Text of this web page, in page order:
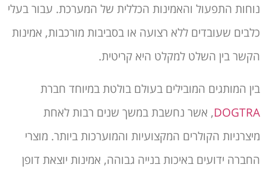
נוחות התפעול והאמינות הכללית של המערכת. עבור בעלי
כלבים שעובדים ללא רצועה או בסביבות מורכבות, אמינות
הקשר בין השלט למקלט היא קריטית.
בין המותגים המובילים בעולם בולטת במיוחד חברת
DOGTRA, אשר נחשבת במשך שנים רבות לאחת
מיצרניות הקולרים המקצועיות והמוערכות ביותר. מוצרי
החברה ידועים באיכות בנייה גבוהה, אמינות יוצאת דופן